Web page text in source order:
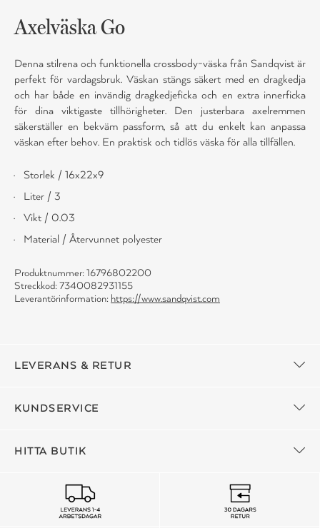
Axelväska Go
Denna stilrena och funktionella crossbody-väska från Sandqvist är
perfekt för vardagsbruk. Väskan stängs säkert med en dragkedja
och har både en invändig dragkedjeficka och en extra innerficka
för dina viktigaste tillhörigheter. Den justerbara axelremmen
säkerställer en bekväm passform, så att du enkelt kan anpassa
väskan efter behov. En praktisk och tidlös väska för alla tillfällen.
Storlek / 16x22x9
Liter / 3
Vikt / 0.03
Material / Återvunnet polyester
Produktnummer: 16796802200
Streckkod: 7340082931155
Leverantörinformation: https://www.sandqvist.com
LEVERANS & RETUR
KUNDSERVICE
HITTA BUTIK